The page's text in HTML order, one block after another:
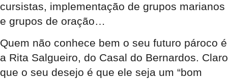
cursistas, implementação de grupos marianos
e grupos de oração…
Quem não conhece bem o seu futuro pároco é
a Rita Salgueiro, do Casal do Bernardos. Claro
que o seu desejo é que ele seja um “bom